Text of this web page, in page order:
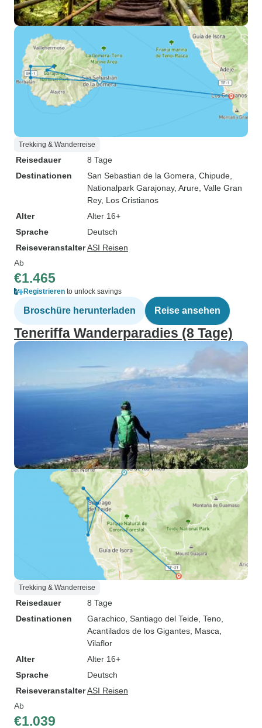
Trekking & Wanderreise
Reisedauer
8 Tage
Destinationen
San Sebastian de la Gomera , Chipude
Nationalpark Garajonay, Arure , Valle Gran
Rey, Los Cristianos
Alter
Alter 16+
Sprache
Deutsch
ReiseveranstalterASI Reisen
Ab
€1.465
Registrieren to unlock savings
Broschüre herunterladen Reise ansehen
Teneriffa Wanderparadies (8 Tage)
Trekking & Wanderreise
Reisedauer
8 Tage
Destinationen
Garachico , Santiago del Teide , Teno
Acantilados de los Gigantes , Masca
Vilaflor
Alter
Alter 16+
Sprache
Deutsch
ReiseveranstalterASI Reisen
Ab
€1.039